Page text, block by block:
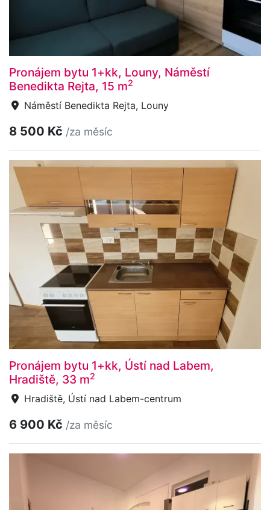
Pronájem bytu 1+kk, Louny, Náměstí
Benedikta Rejta, 15 m2
Náměstí Benedikta Rejta, Louny
8 500 Kč /za měsíc
Pronájem bytu 1+kk, Ústí nad Labem,
Hradiště, 33 m2
Hradiště, Ústí nad Labem-centrum
6 900 Kč /za měsíc